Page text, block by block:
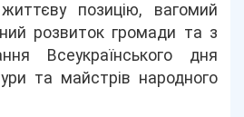
позицію, вагомий
розвиток громади та з
Всеукраїнського дня
та майстрів народного